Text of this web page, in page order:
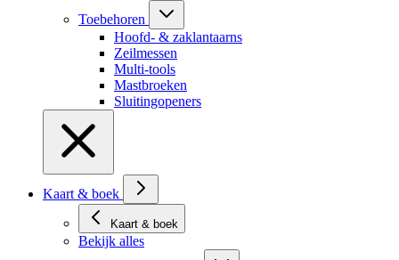
Toebehoren
Hoofd- & zaklantaarns
Zeilmessen
Multi-tools
Mastbroeken
Sluitingopeners
Kaart & boek
Kaart & boek
Bekijk alles